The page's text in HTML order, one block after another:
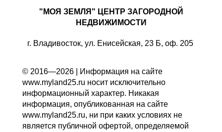
"МОЯ ЗЕМЛЯ" ЦЕНТР ЗАГОРОДНОЙ
НЕДВИЖИМОСТИ
г. Владивосток, ул. Енисейская, 23 Б, оф. 205
© 2016—2026 | Информация на сайте
www.myland25.ru носит исключительно
информационный характер. Никакая
информация, опубликованная на сайте
www.myland25.ru, ни при каких условиях не
является публичной офертой, определяемой